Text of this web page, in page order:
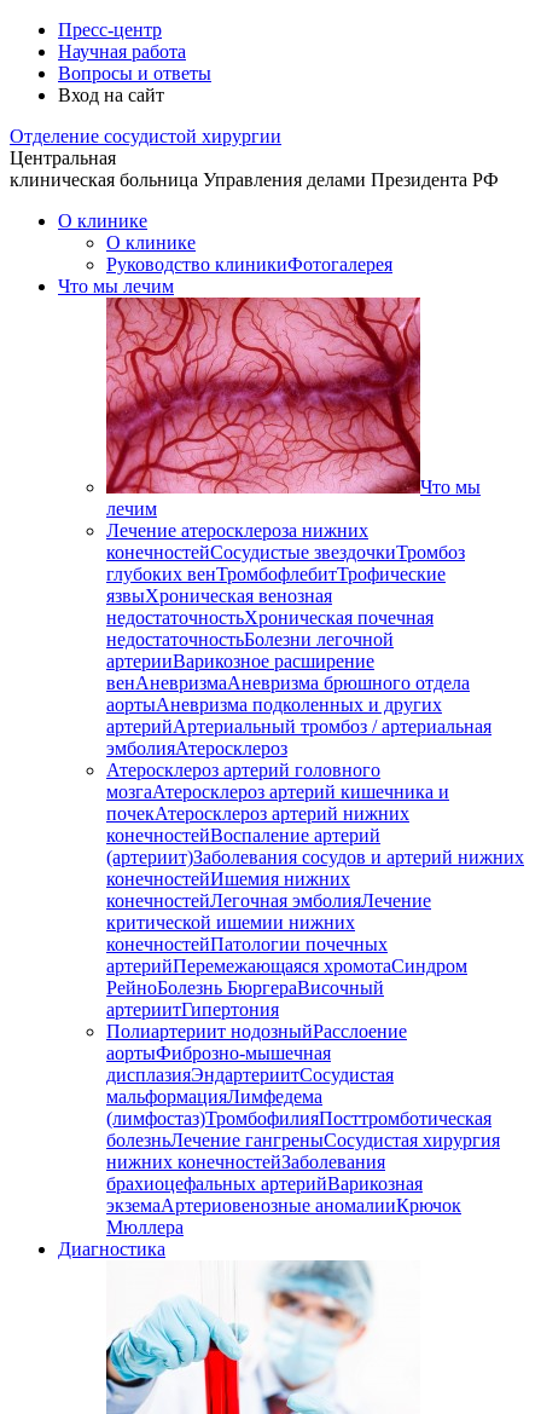
Пресс-центр
Научная работа
Вопросы и ответы
Вход на сайт
Отделение сосудистой хирургии
Центральная
клиническая больница Управления делами Президента РФ
О клинике
О клинике
Руководство клиникиФотогалерея
Что мы лечим
Что мы
лечим
Лечение атеросклероза нижних
конечностейСосудистые звездочкиТромбоз
глубоких венТромбофлебитТрофические
язвыХроническая венозная
недостаточностьХроническая почечная
недостаточностьБолезни легочной
артерииВарикозное расширение
венАневризмаАневризма брюшного отдела
аортыАневризма подколенных и других
артерийАртериальный тромбоз / артериальная
эмболияАтеросклероз
Атеросклероз артерий головного
мозгаАтеросклероз артерий кишечника и
почекАтеросклероз артерий нижних
конечностейВоспаление артерий
(артериит)Заболевания сосудов и артерий нижних
конечностейИшемия нижних
конечностейЛегочная эмболияЛечение
критической ишемии нижних
конечностейПатологии почечных
артерийПеремежающаяся хромотаСиндром
РейноБолезнь БюргераВисочный
артериитГипертония
Полиартериит нодозныйРасслоение
аортыФиброзно-мышечная
дисплазияЭндартериитСосудистая
мальформацияЛимфедема
(лимфостаз)ТромбофилияПосттромботическая
болезньЛечение гангреныСосудистая хирургия
нижних конечностейЗаболевания
брахиоцефальных артерийВарикозная
экземаАртериовенозные аномалииКрючок
Мюллера
Диагностика